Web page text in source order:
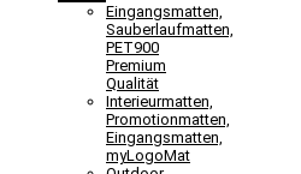
Eingangsmatten,
Sauberlaufmatten,
PET900
Premium
Qualität
Interieurmatten,
Promotionmatten,
Eingangsmatten,
myLogoMat